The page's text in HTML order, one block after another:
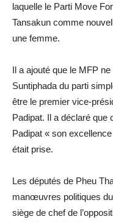
laquelle le Parti Move
Tansakun comme
une femme.
Il a ajouté que le MFP
Suntiphada du parti
être le premier vice-
Padipat. Il a déclaré que
Padipat « son
était prise.
Les députés de Pheu
manœuvres politiques
siège de chef de